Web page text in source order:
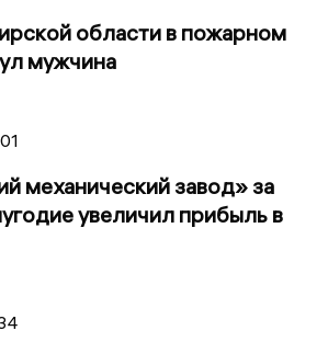
области в пожарном
мужчина
механический завод» за
увеличил прибыль в